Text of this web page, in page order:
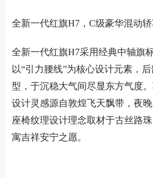
全新一代红旗H7，C级豪华混动
全新一代红旗H7采用经典中轴旗
以“引力腰线”为核心设计元素，
型，于沉稳大气间尽显东方气度
设计灵感源自敦煌飞天飘带，夜
座椅纹理设计理念取材于古丝路
寓吉祥安宁之愿。